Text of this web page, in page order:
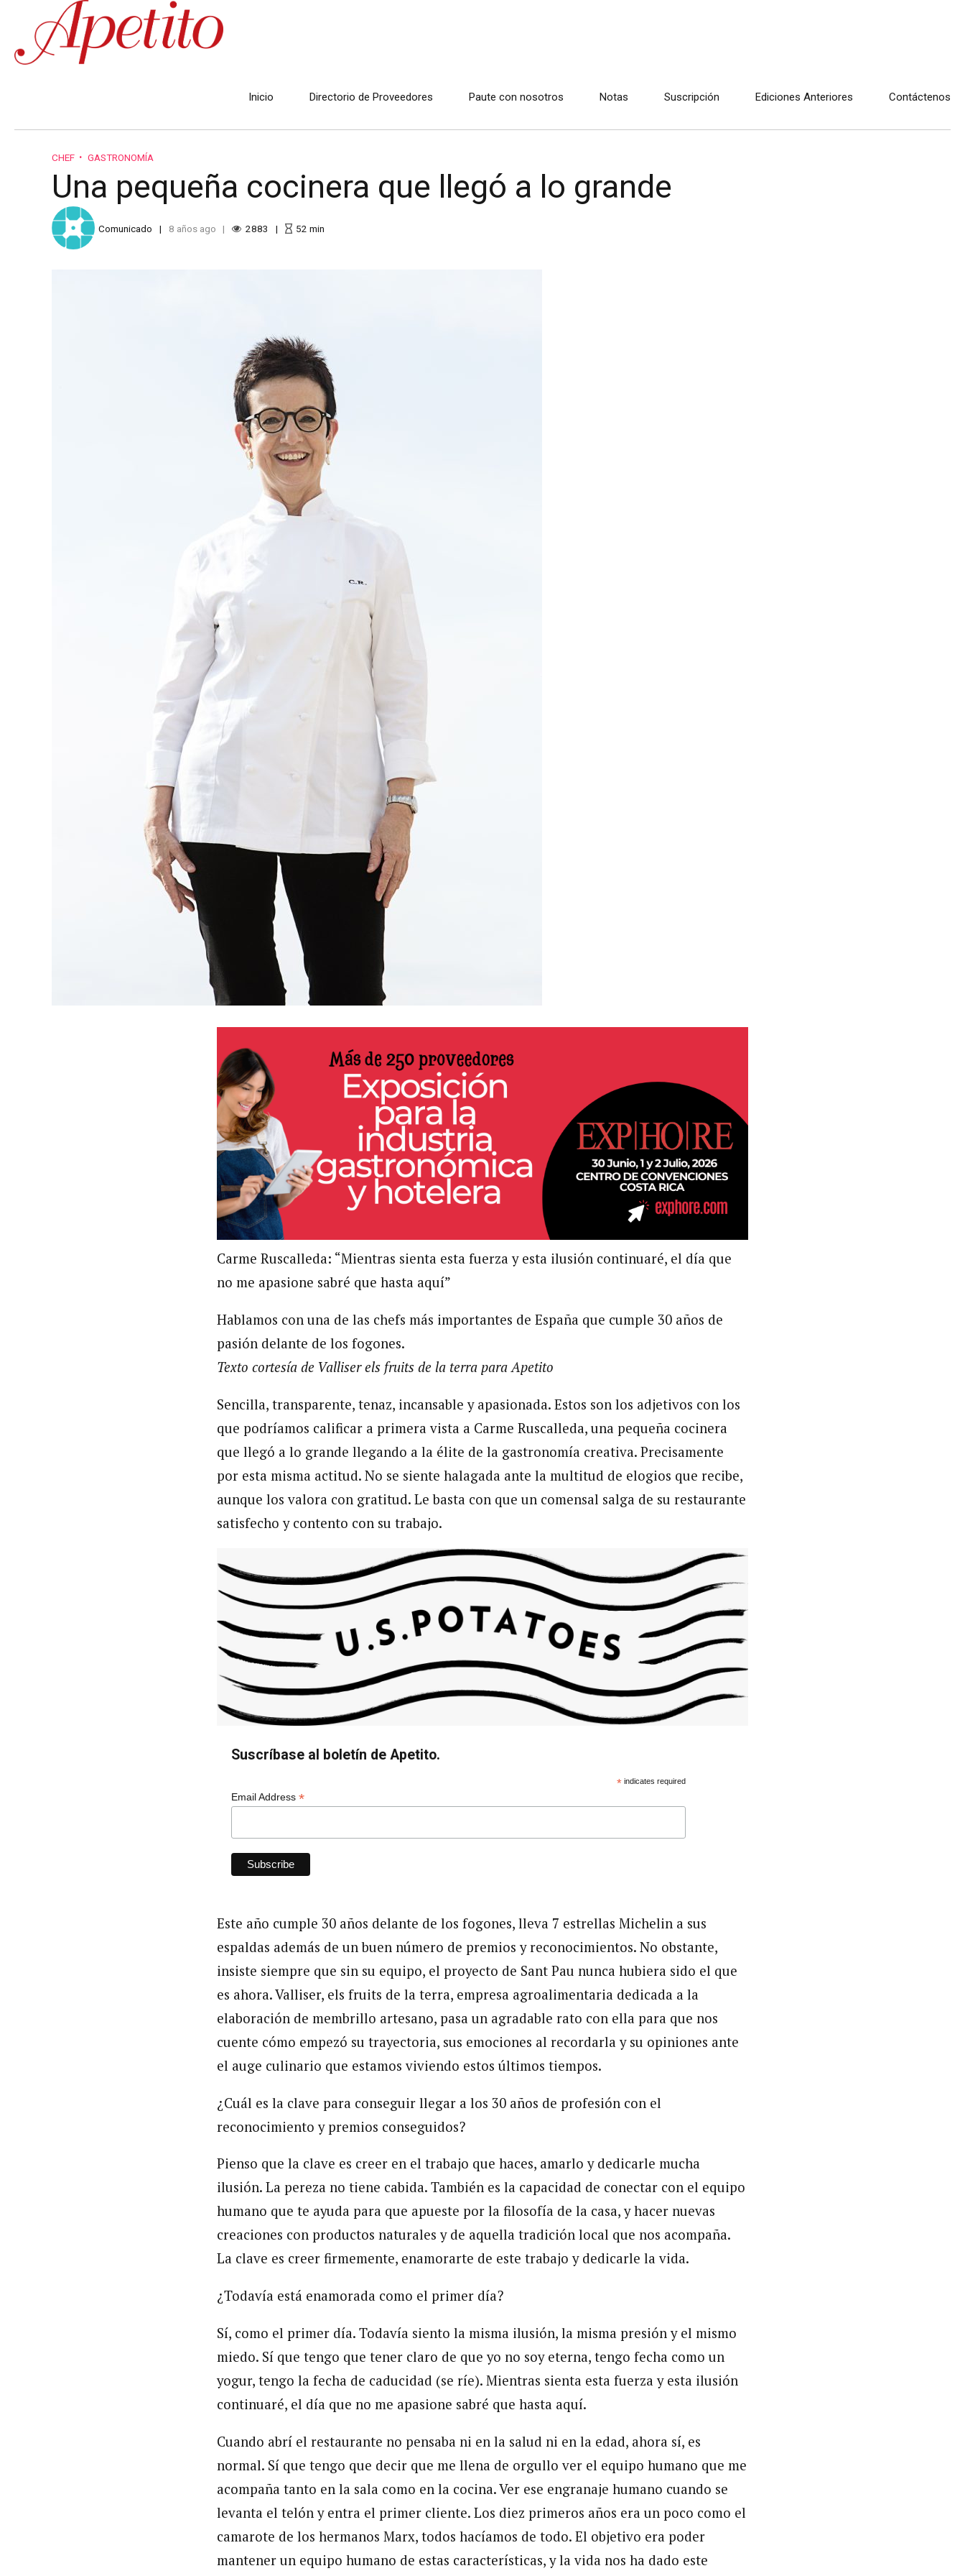
Inicio Directorio de Proveedores Paute con nosotros Notas Suscripción Ediciones Anteriores Contáctenos
CHEF GASTRONOMÍA
Una pequeña cocinera que llegó a lo grande
Comunicado 8 años ago 2883 52 min
Carme Ruscalleda: “Mientras sienta esta fuerza y esta ilusión continuaré, el día que
no me apasione sabré que hasta aquí”
Hablamos con una de las chefs más importantes de España que cumple 30 años de
pasión delante de los fogones.
Texto cortesía de Valliser els fruits de la terra para Apetito
Sencilla, transparente, tenaz, incansable y apasionada. Estos son los adjetivos con los
que podríamos calificar a primera vista a Carme Ruscalleda, una pequeña cocinera
que llegó a lo grande llegando a la élite de la gastronomía creativa. Precisamente
por esta misma actitud. No se siente halagada ante la multitud de elogios que recibe,
aunque los valora con gratitud. Le basta con que un comensal salga de su restaurante
satisfecho y contento con su trabajo.
Suscríbase al boletín de Apetito.
*indicates required
Email Address *
Este año cumple 30 años delante de los fogones, lleva 7 estrellas Michelin a sus
espaldas además de un buen número de premios y reconocimientos. No obstante,
insiste siempre que sin su equipo, el proyecto de Sant Pau nunca hubiera sido el que
es ahora. Valliser, els fruits de la terra, empresa agroalimentaria dedicada a la
elaboración de membrillo artesano, pasa un agradable rato con ella para que nos
cuente cómo empezó su trayectoria, sus emociones al recordarla y su opiniones ante
el auge culinario que estamos viviendo estos últimos tiempos.
¿Cuál es la clave para conseguir llegar a los 30 años de profesión con el
reconocimiento y premios conseguidos?
Pienso que la clave es creer en el trabajo que haces, amarlo y dedicarle mucha
ilusión. La pereza no tiene cabida. También es la capacidad de conectar con el equipo
humano que te ayuda para que apueste por la filosofía de la casa, y hacer nuevas
creaciones con productos naturales y de aquella tradición local que nos acompaña.
La clave es creer firmemente, enamorarte de este trabajo y dedicarle la vida.
¿Todavía está enamorada como el primer día?
Sí, como el primer día. Todavía siento la misma ilusión, la misma presión y el mismo
miedo. Sí que tengo que tener claro de que yo no soy eterna, tengo fecha como un
yogur, tengo la fecha de caducidad (se ríe). Mientras sienta esta fuerza y ​​esta ilusión
continuaré, el día que no me apasione sabré que hasta aquí.
Cuando abrí el restaurante no pensaba ni en la salud ni en la edad, ahora sí, es
normal. Sí que tengo que decir que me llena de orgullo ver el equipo humano que me
acompaña tanto en la sala como en la cocina. Ver ese engranaje humano cuando se
levanta el telón y entra el primer cliente. Los diez primeros años era un poco como el
camarote de los hermanos Marx, todos hacíamos de todo. El objetivo era poder
mantener un equipo humano de estas características, y la vida nos ha dado este